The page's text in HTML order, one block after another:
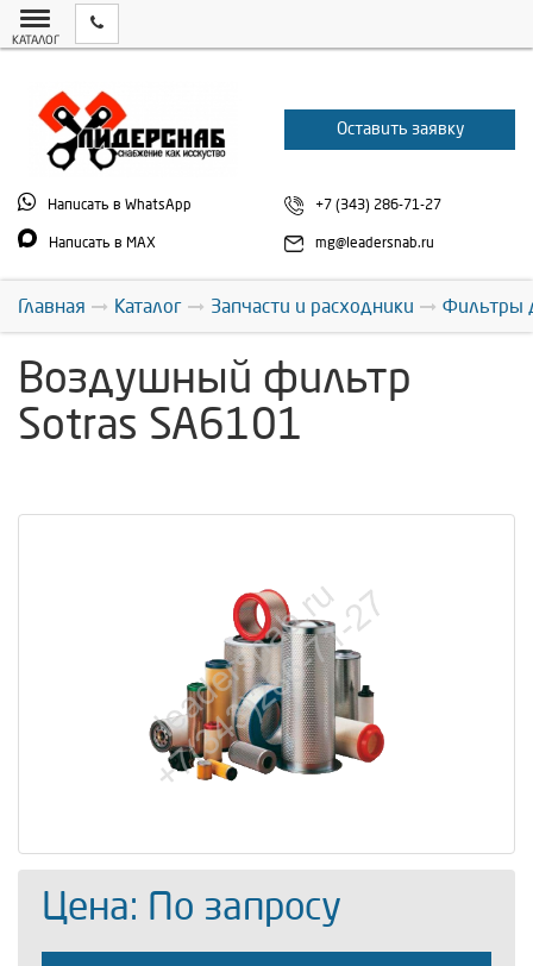
КАТАЛОГ
Оставить заявку
Написать в WhatsApp
Написать в MAX
+7 (343) 286-71-27
mg@leadersnab.ru
Главная Каталог Запчасти и расходники Фильтры
Воздушный фильтр
Sotras SA6101
Цена: По запросу